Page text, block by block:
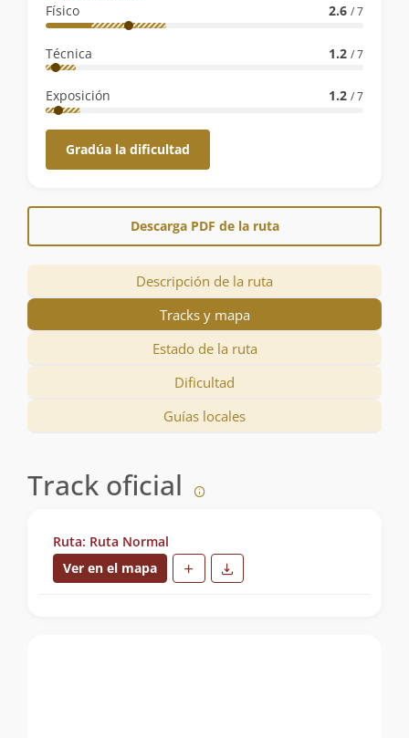
Físico
2.6 / 7
Técnica 1.2 / 7
Exposición 1.2 / 7
Gradúa la dificultad
Descarga PDF de la ruta
Descripción de la ruta
Tracks y mapa
Estado de la ruta
Dificultad
Guías locales
Track oficial
Ruta: Ruta Normal
Ver en el mapa